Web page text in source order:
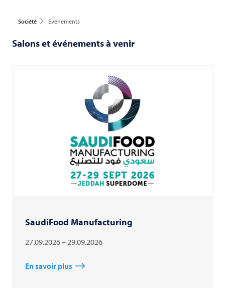
Société Événements
Salons et événements à venir
SaudiFood Manufacturing
27.09.2026 – 29.09.2026
En savoir plus